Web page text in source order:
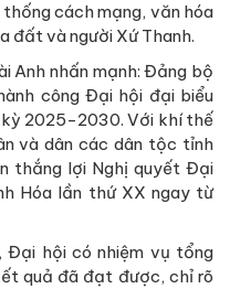
cách mạng, văn hóa
đất và người Xứ Thanh.
Anh nhấn mạnh: Đảng bộ
công Đại hội đại biểu
2025-2030. Với khí thế
và dân các dân tộc tỉnh
thắng lợi Nghị quyết Đại
Hóa lần thứ XX ngay từ
Đại hội có nhiệm vụ tổng
quả đã đạt được, chỉ rõ